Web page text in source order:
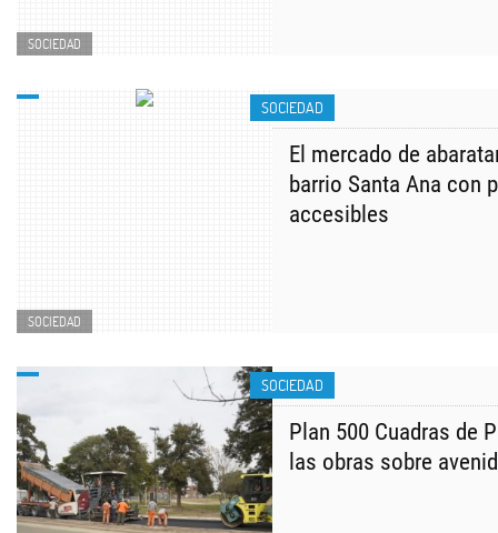
SOCIEDAD
SOCIEDAD
SOCIEDAD
El mercado de
barrio Santa Ana con
accesibles
SOCIEDAD
Plan 500 Cuadras de
las obras sobre